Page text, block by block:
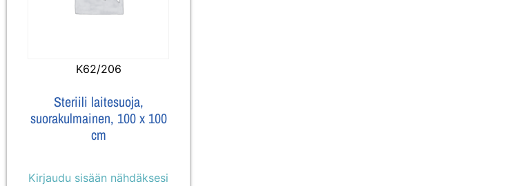
K62/206
Steriili laitesuoja,
suorakulmainen, 100 x 100
cm
Kirjaudu sisään nähdäksesi